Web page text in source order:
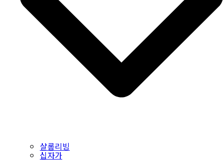
샬롬리빙
십자가